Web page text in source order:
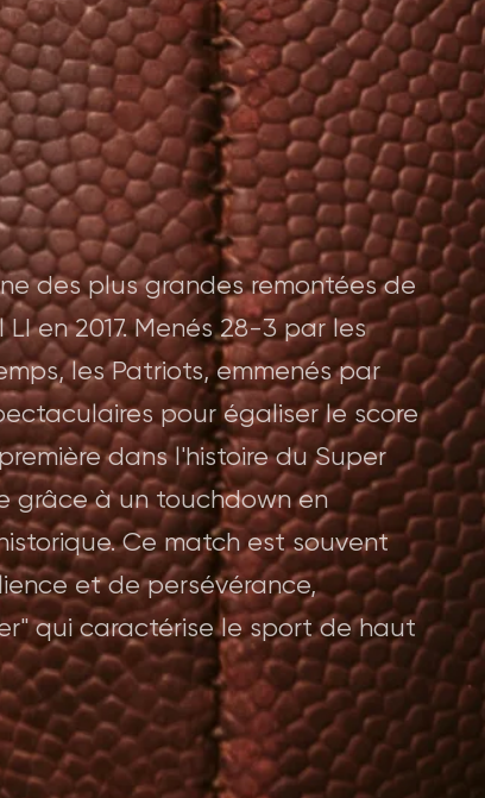
des plus grandes remontées de
en 2017. Menés 28-3 par les
les Patriots, emmenés par
pour égaliser le score
dans l'histoire du Super
grâce à un touchdown en
Ce match est souvent
et de persévérance,
qui caractérise le sport de haut